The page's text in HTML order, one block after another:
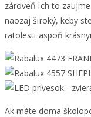
zároveň ich to
naozaj široký, keby
ratolesti aspoň
Ak máte doma